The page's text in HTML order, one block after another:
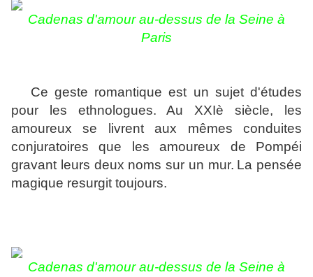
Cadenas d'amour au-dessus de la Seine à
Paris
Ce geste romantique est un sujet d'études
pour les ethnologues. Au XXIè siècle, les
amoureux se livrent aux mêmes conduites
conjuratoires que les amoureux de Pompéi
gravant leurs deux noms sur un mur. La pensée
magique resurgit toujours.
Cadenas d'amour au-dessus de la Seine à